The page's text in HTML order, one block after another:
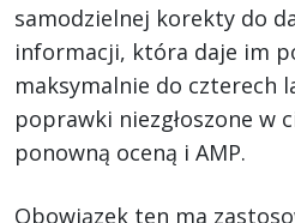
samodzielnej korekty do
informacji, która daje im
maksymalnie do czterech
poprawki niezgłoszone w
ponowną oceną i AMP.
Obowiązek ten ma